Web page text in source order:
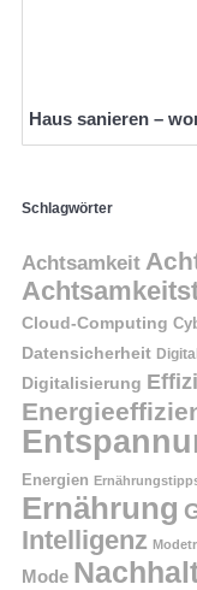
Haus sanieren –
Schlagwörter
Achtsamkeit
Cloud-Computing
Datensicherheit
Digitalisierung
Energien
Ernährung
Intelligenz
Mode